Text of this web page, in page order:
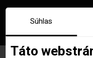
Súhlas
Táto